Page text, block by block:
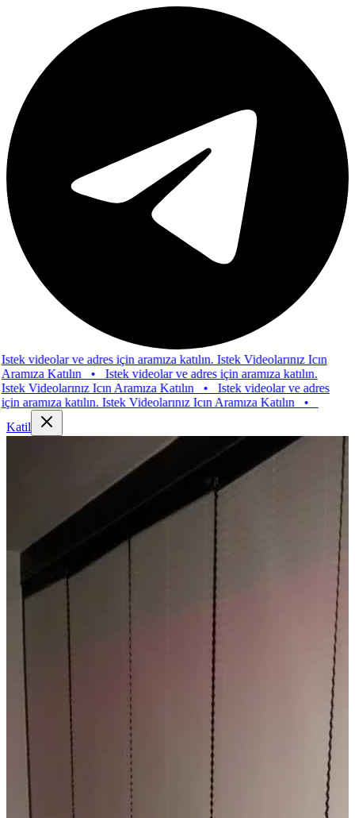
ve adres için aramıza katılın. Istek Videolarınız Icın
Katılın•Istek videolar ve adres için aramıza katılın.
Icın Aramıza Katılın•Istek videolar ve adres
katılın. Istek Videolarınız Icın Aramıza Katılın•
Katil